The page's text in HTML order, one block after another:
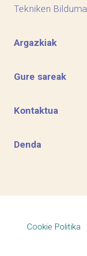
Tekniken Bilduma
Argazkiak
Gure sareak
Kontaktua
Denda
Cookie Politika